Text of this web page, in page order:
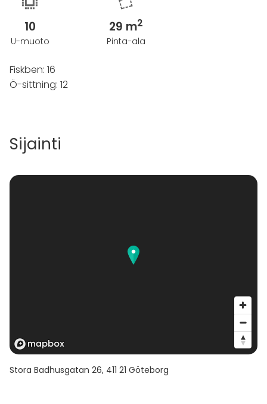
10
U-muoto
29 m2
Pinta-ala
Fiskben: 16
Ö-sittning: 12
Sijainti
Stora Badhusgatan 26, 411 21 Göteborg